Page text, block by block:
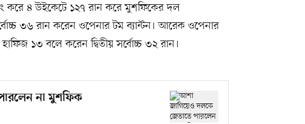
করে ৪ উইকেটে ১২৭ রান করে মুশফিকের দল
৩৬ রান করেন ওপেনার টম ব্যান্টন। আরেক ওপেনার
১৩ বলে করেন দ্বিতীয় সর্বোচ্চ ৩২ রান।
না মুশফিক